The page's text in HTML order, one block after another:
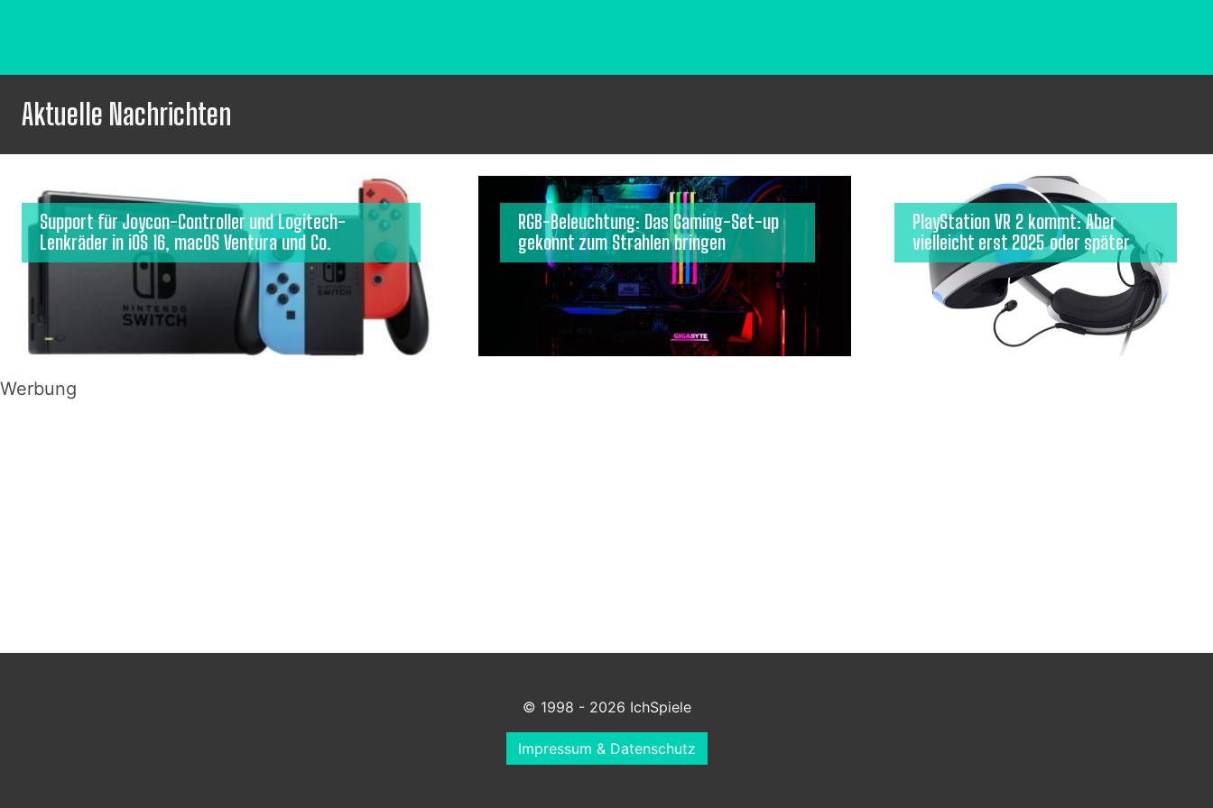
Aktuelle Nachrichten
Support für Joycon-Controller und Logitech-
Lenkräder in iOS 16, macOS Ventura und Co.
RGB-Beleuchtung: Das Gaming-Set-up
gekonnt zum Strahlen bringen
PlayStation VR 2 kommt: Aber
vielleicht erst 2025 oder später
Werbung
© 1998 - 2026 IchSpiele
Impressum & Datenschutz